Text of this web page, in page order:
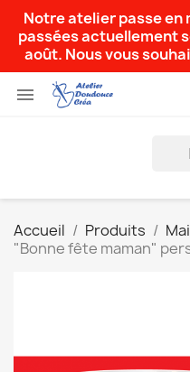
Notre atelier passe en
passées actuellement
août. Nous vous

Accueil Produits
"Bonne fête maman"